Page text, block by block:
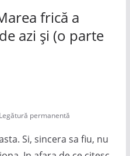
frică a
azi și (o parte
Legătură permanentă
Si, sincera sa fiu, nu